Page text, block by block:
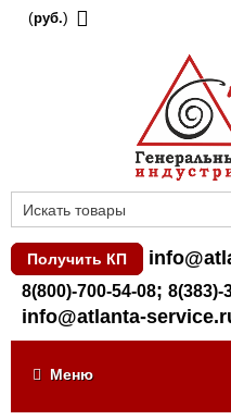
(руб.)
Получить КП
8(800)-700-54-08; 8(383)-
info@atlanta-
Меню